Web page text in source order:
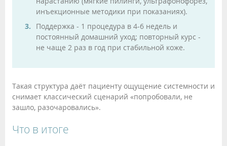
инъекционные методики при показаниях).
Поддержка - 1 процедура в 4-6 недель и
постоянный домашний уход; повторный курс -
не чаще 2 раз в год при стабильной коже.
Такая структура даёт пациенту ощущение системности и
снимает классический сценарий «попробовали, не
зашло, разочаровались».
Что в итоге